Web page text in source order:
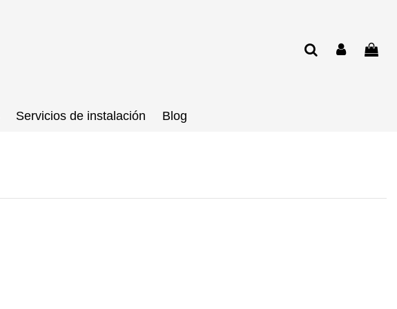
Servicios de instalación Blog